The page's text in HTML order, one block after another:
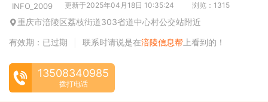
INFO_2009 更新于2025年04月18日 10:35:24 浏览：1315
重庆市涪陵区荔枝街道303省道中心村公交站附近
有效期：已过期
联系时请说是在涪陵信息帮 上看到的！
13508340985
拨打电话